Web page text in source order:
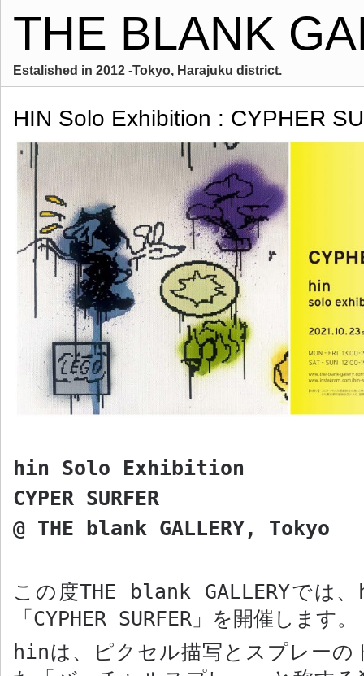
THE BLANK
Estalished in 2012 -Tokyo, Harajuku district.
HIN Solo Exhibition : CYPHER
hin Solo Exhibition
CYPER SURFER
@ THE blank GALLERY, Tokyo
この度THE blank GALLERYでは
「 CYPHER SURFER 」を開催します。
hinは、ピクセル描写とスプレーの